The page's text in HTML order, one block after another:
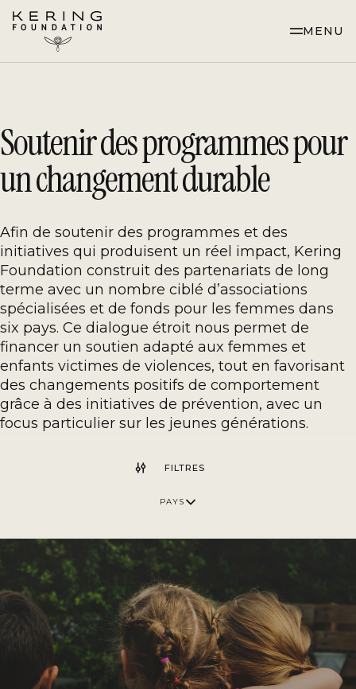
Skip
to
Content
MENU
Soutenir des programmes pour
un changement durable
Afin de soutenir des programmes et des
initiatives qui produisent un réel impact, Kering
Foundation construit des partenariats de long
terme avec un nombre ciblé d’associations
spécialisées et de fonds pour les femmes dans
six pays. Ce dialogue étroit nous permet de
financer un soutien adapté aux femmes et
enfants victimes de violences, tout en favorisant
des changements positifs de comportement
grâce à des initiatives de prévention, avec un
focus particulier sur les jeunes générations.
FILTRES
PAYS